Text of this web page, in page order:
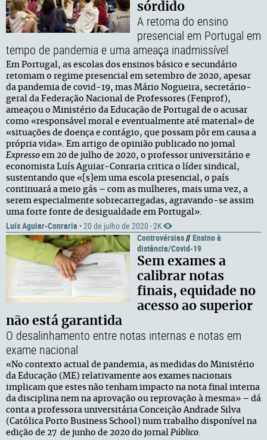
sórdido
A retoma do ensino
presencial em Portugal em
tempo de pandemia e uma ameaça inadmissível
Em Portugal, as escolas dos ensinos básico e secundário
retomam o regime presencial em setembro de 2020, apesar
da pandemia de covid-19, mas Mário Nogueira, secretário-
geral da Federação Nacional de Professores (Fenprof),
ameaçou o Ministério da Educação de Portugal de o acusar
como «responsável moral e eventualmente até material» de
«situações de doença e contágio, que possam pôr em causa a
própria vida». Em artigo de opinião publicado no jornal
Expresso em 20 de julho de 2020, o professor universitário e
economista Luís Aguiar-Conraria critica o líder sindical,
sustentando que «[s]em uma escola presencial, o país
continuará a meio gás – com as mulheres, mais uma vez, a
serem especialmente sobrecarregadas, agravando-se assim
uma forte fonte de desigualdade em Portugal».
Luís Aguiar-Conraria · 20 de julho de 2020 · 2K
Controvérsias//Ensino à
distância/Covid-19
Sem exames a
calibrar notas
finais, equidade no
acesso ao superior
não está garantida
O desalinhamento entre notas internas e notas em
exame nacional
«No contexto actual de pandemia, as medidas do Ministério
da Educação (ME) relativamente aos exames nacionais
implicam que estes não tenham impacto na nota final interna
da disciplina nem na aprovação ou reprovação à mesma» – dá
conta a professora universitária Conceição Andrade Silva
(Católica Porto Business School) num trabalho disponível na
edição de 27 de junho de 2020 do jornal Público.